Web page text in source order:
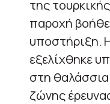
της
παροχή
υποστήριξη.
εξελίχθηκε
στη
ζώνης